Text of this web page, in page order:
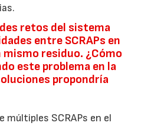
retos del sistema
entre SCRAPs en
mismo residuo. ¿Cómo
este problema en la
propondría
múltiples SCRAPs en el